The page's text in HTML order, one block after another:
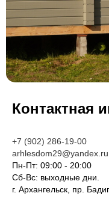
Контактная
+7 (902) 286-19-00
arhlesdom29@yandex.ru
Пн-Пт: 09:00 - 20:00
Сб-Вс: выходные дни.
г. Архангельск, пр.